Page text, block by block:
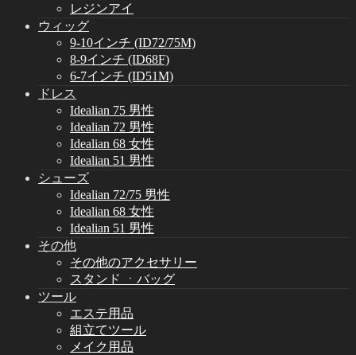
レジンアイ
ウィッグ
9-10インチ (ID72/75M)
8-9インチ (ID68F)
6-7インチ (ID51M)
ドレス
Idealian 75 男性
Idealian 72 男性
Idealian 68 女性
Idealian 51 男性
シューズ
Idealian 72/75 男性
Idealian 68 女性
Idealian 51 男性
その他
その他のアクセサリー
スタンド ㆍバッグ
ツール
エステ用品
組立てツール
メイク用品